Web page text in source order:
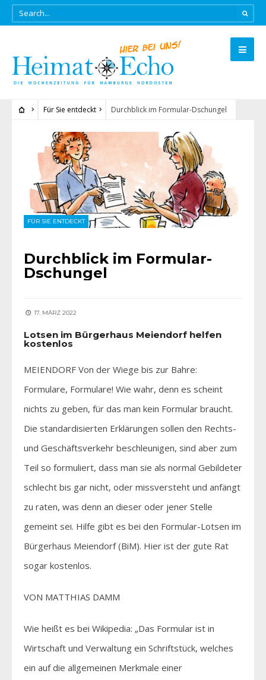
Für Sie entdeckt Durchblick im Formular-Dschungel
FÜR SIE ENTDECKT
Durchblick im Formular-
Dschungel
17. MÄRZ 2022
Lotsen im Bürgerhaus Meiendorf helfen
kostenlos
MEIENDORF Von der Wiege bis zur Bahre:
Formulare, Formulare! Wie wahr, denn es scheint
nichts zu geben, für das man kein Formular braucht.
Die standardisierten Erklärungen sollen den Rechts-
und Geschäftsverkehr beschleunigen, sind aber zum
Teil so formuliert, dass man sie als normal Gebildeter
schlecht bis gar nicht, oder missversteht und anfängt
zu raten, was denn an dieser oder jener Stelle
gemeint sei. Hilfe gibt es bei den Formular-Lotsen im
Bürgerhaus Meiendorf (BiM). Hier ist der gute Rat
sogar kostenlos.
VON MATTHIAS DAMM
Wie heißt es bei Wikipedia: „Das Formular ist in
Wirtschaft und Verwaltung ein Schriftstück, welches
ein auf die allgemeinen Merkmale einer